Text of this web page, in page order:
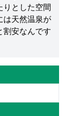
りとした空間
は天然温泉が
割安なんです